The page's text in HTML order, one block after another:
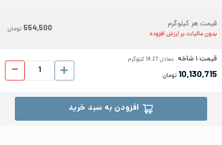
قیمت هر کیلوگرم
بدون مالیات بر ارزش افزوده 554,500 تومان
قیمت ۱شاخه معادل18.27 کیلوگرم
10,130,715 تومان
افزودن به سبد خرید